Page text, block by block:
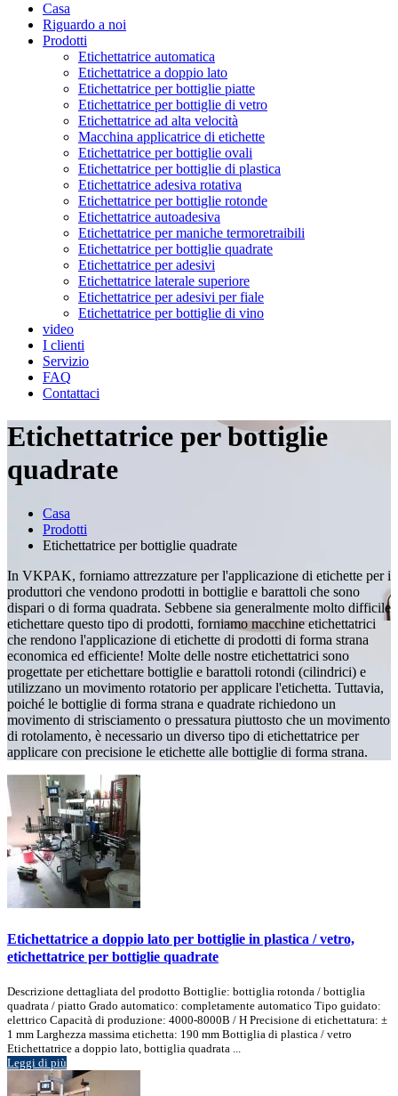
Casa
Riguardo a noi
Prodotti
Etichettatrice automatica
Etichettatrice a doppio lato
Etichettatrice per bottiglie piatte
Etichettatrice per bottiglie di vetro
Etichettatrice ad alta velocità
Macchina applicatrice di etichette
Etichettatrice per bottiglie ovali
Etichettatrice per bottiglie di plastica
Etichettatrice adesiva rotativa
Etichettatrice per bottiglie rotonde
Etichettatrice autoadesiva
Etichettatrice per maniche termoretraibili
Etichettatrice per bottiglie quadrate
Etichettatrice per adesivi
Etichettatrice laterale superiore
Etichettatrice per adesivi per fiale
Etichettatrice per bottiglie di vino
video
I clienti
Servizio
FAQ
Contattaci
Etichettatrice per bottiglie
quadrate
Casa
Prodotti
Etichettatrice per bottiglie quadrate
In VKPAK, forniamo attrezzature per l'applicazione di etichette per i
produttori che vendono prodotti in bottiglie e barattoli che sono
dispari o di forma quadrata. Sebbene sia generalmente molto difficile
etichettare questo tipo di prodotti, forniamo macchine etichettatrici
che rendono l'applicazione di etichette di prodotti di forma strana
economica ed efficiente! Molte delle nostre etichettatrici sono
progettate per etichettare bottiglie e barattoli rotondi (cilindrici) e
utilizzano un movimento rotatorio per applicare l'etichetta. Tuttavia,
poiché le bottiglie di forma strana e quadrate richiedono un
movimento di strisciamento o pressatura piuttosto che un movimento
di rotolamento, è necessario un diverso tipo di etichettatrice per
applicare con precisione le etichette alle bottiglie di forma strana.
Etichettatrice a doppio lato per bottiglie in plastica / vetro,
etichettatrice per bottiglie quadrate
Descrizione dettagliata del prodotto Bottiglie: bottiglia rotonda / bottiglia
quadrata / piatto Grado automatico: completamente automatico Tipo guidato:
elettrico Capacità di produzione: 4000-8000B / H Precisione di etichettatura: ±
1 mm Larghezza massima etichetta: 190 mm Bottiglia di plastica / vetro
Etichettatrice a doppio lato, bottiglia quadrata ...
Leggi di più